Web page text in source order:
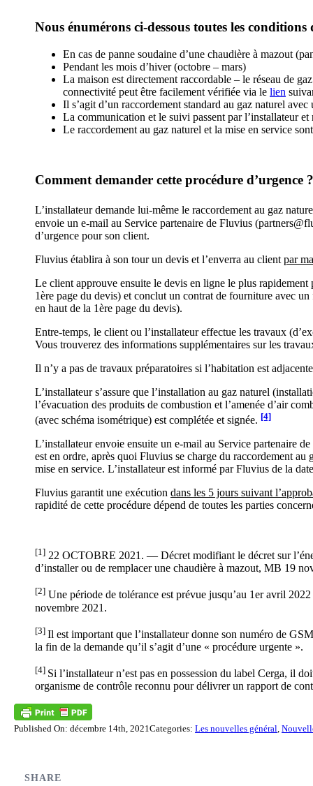
Nous énumérons ci-dessous toutes les
En cas de panne soudaine d’une chaudière à mazout
Pendant les mois d’hiver (octobre – mars)
La maison est directement raccordable – le réseau de
connectivité peut être facilement vérifiée via lelien
Il s’agit d’un raccordement standard au gaz naturel
La communication et le suivi passent par l’installateur et
Le raccordement au gaz naturel et la mise en service
Comment demander cette procédure d’urgence ?
L’installateur demande lui-même le raccordement au gaz
envoie un e-mail au Service partenaire de Fluvius (
d’urgence pour son client.
Fluvius établira à son tour un devis et l’enverra au clientpar
Le client approuve ensuite le devis en ligne le plus rapidement
1ère page du devis) et conclut un contrat de fourniture avec
en haut de la 1ère page du devis).
Entre-temps, le client ou l’installateur effectue les travaux
Vous trouverez des informations supplémentaires sur les
Il n’y a pas de travaux préparatoires si l’habitation est
L’installateur s’assure que l’installation au gaz naturel
l’évacuation des produits de combustion et l’amenée d’air
(avec schéma isométrique) est complétée et signée. [4]
L’installateur envoie ensuite un e-mail au Service partenaire
est en ordre, après quoi Fluvius se charge du raccordement au
mise en service. L’installateur est informé par Fluvius de la
Fluvius garantit une exécutiondans les 5 jours suivant
rapidité de cette procédure dépend de toutes les parties
[1] 22 OCTOBRE 2021. — Décret modifiant le décret sur
d’installer ou de remplacer une chaudière à mazout, MB 19
[2] Une période de tolérance est prévue jusqu’au 1er avril
novembre 2021.
[3]Il est important que l’installateur donne son numéro de
la fin de la demande qu’il s’agit d’une « procédure urgente ».
[4] Si l’installateur n’est pas en possession du label Cerga, il
organisme de contrôle reconnu pour délivrer un rapport de
Published On: décembre 14th, 2021Categories:Les nouvelles général,
SHARE